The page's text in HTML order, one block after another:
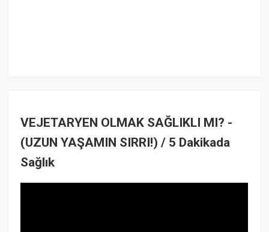
VEJETARYEN OLMAK SAĞLIKLI MI? -
(UZUN YAŞAMIN SIRRI!) / 5 Dakikada
Sağlık